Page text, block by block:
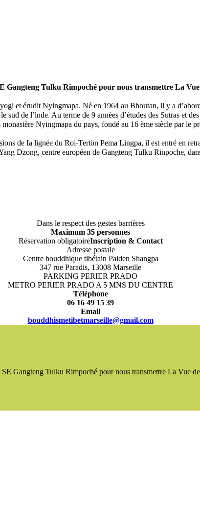
Gangteng Tulku Rimpoché pour nous transmettre La
et érudit Nyingmapa. Né en 1964 au Bhoutan, il y a
de l’lnde. Au terme de 9 années d’études des Sutras et
Nyingmapa du pays, fondé au 16 ème siècle par le
de Ia lignée du Roi-Tertön Pema Lingpa, il est entré en
Dzong, centre européen de Gangteng Tulku Rinpoche,
Dans le respect des gestes barrières
Maximum 35 personnes
Réservation obligatoireInscription & Contact
Adresse postale
Centre bouddhique tibétain Palden Shangpa
347 rue Paradis, 13008 Marseille
PARKING PERIER PRADO
METRO PERIER PRADO A 5 MNS DU CENTRE
Téléphone
06 16 49 15 39
Email
bouddhismetibetmarseille@gmail.com
SE Gangteng Tulku Rimpoché pour nous transmettre La Vue